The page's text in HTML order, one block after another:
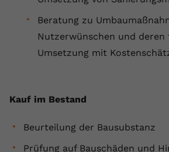
Beratung zu
Nutzerwünschen und deren
Umsetzung mit
Kauf im Bestand
Beurteilung der Bausubstanz
Prüfung auf Bauschäden und